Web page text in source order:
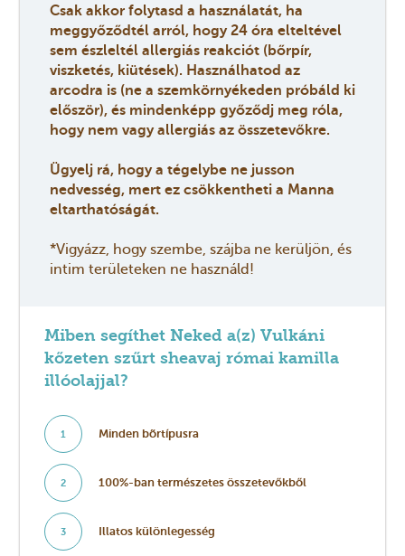
Csak akkor folytasd a használatát, ha
meggyőződtél arról, hogy 24 óra elteltével
sem észleltél allergiás reakciót (bőrpír,
viszketés, kiütések). Használhatod az
arcodra is (ne a szemkörnyékeden próbáld ki
először), és mindenképp győződj meg róla,
hogy nem vagy allergiás az összetevőkre.
Ügyelj rá, hogy a tégelybe ne jusson
nedvesség, mert ez csökkentheti a Manna
eltarthatóságát.
*Vigyázz, hogy szembe, szájba ne kerüljön, és
intim területeken ne használd!
Miben segíthet Neked a(z) Vulkáni
kőzeten szűrt sheavaj római kamilla
illóolajjal?
1 Minden bõrtípusra
2 100%-ban természetes összetevőkből
3 Illatos különlegesség